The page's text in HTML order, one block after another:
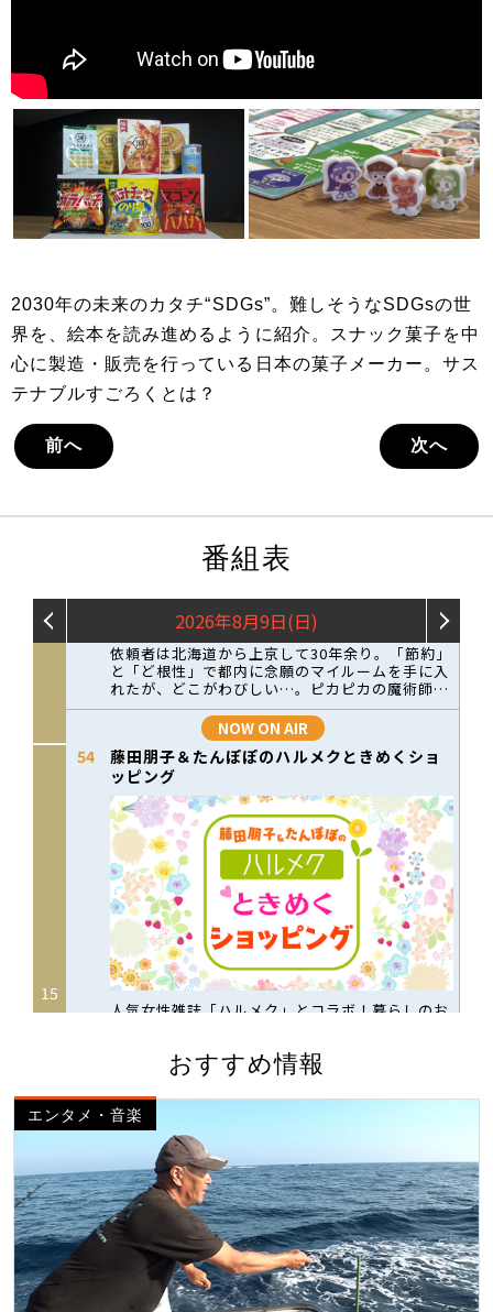
2030年の未来のカタチ“SDGs”。難しそうなSDGsの世
界を、絵本を読み進めるように紹介。スナック菓子を中
心に製造・販売を行っている日本の菓子メーカー。サス
テナブルすごろくとは？
前へ 次へ
番組表
おすすめ情報
エンタメ・音楽